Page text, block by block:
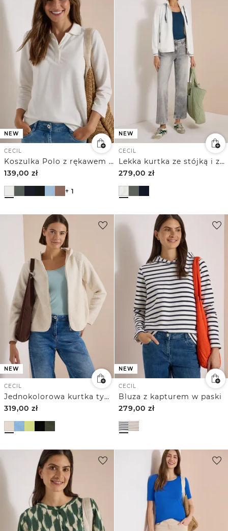
NEW
CECIL
Koszulka Polo z rękawem 3/4 i guzikami
139,00 zł
+ 1
NEW
CECIL
Lekka kurtka ze stójką i zamkiem błyskawicznym
279,00 zł
NEW
CECIL
Jednokolorowa kurtka typu teddy z kapturem
319,00 zł
NEW
CECIL
Bluza z kapturem w paski
279,00 zł